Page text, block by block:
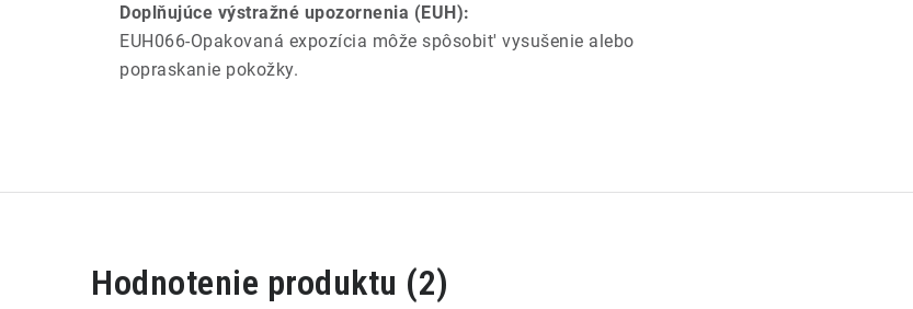
Doplňujúce výstražné upozornenia (EUH):
EUH066-Opakovaná expozícia môže spôsobit' vysušenie alebo
popraskanie pokožky.
Hodnotenie produktu (2)
V